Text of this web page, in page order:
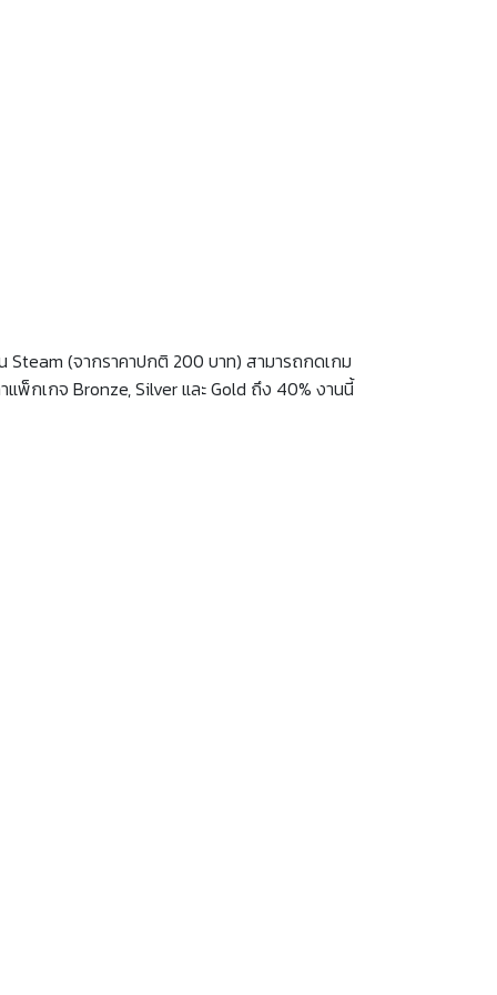
Steam (จากราคาปกติ 200 บาท) สามารถกดเกม
พ็กเกจ Bronze, Silver และ Gold ถึง 40% งานนี้